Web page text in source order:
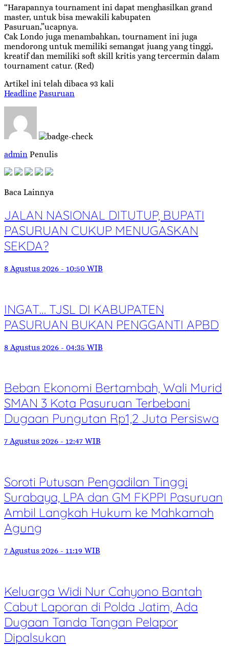
“Harapannya tournament ini dapat menghasilkan grand
master, untuk bisa mewakili kabupaten
Pasuruan,”ucapnya.
Cak Londo juga menambahkan, tournament ini juga
mendorong untuk memiliki semangat juang yang tinggi,
kreatif dan memiliki soft skill kritis yang tercermin dalam
tournament catur. (Red)
Artikel ini telah dibaca 93 kali
Headline Pasuruan
admin Penulis
Baca Lainnya
JALAN NASIONAL DITUTUP, BUPATI
PASURUAN CUKUP MENUGASKAN
SEKDA?
8 Agustus 2026 - 10:50 WIB
INGAT… TJSL DI KABUPATEN
PASURUAN BUKAN PENGGANTI APBD
8 Agustus 2026 - 04:35 WIB
Beban Ekonomi Bertambah, Wali Murid
SMAN 3 Kota Pasuruan Terbebani
Dugaan Pungutan Rp1,2 Juta Persiswa
7 Agustus 2026 - 12:47 WIB
Soroti Putusan Pengadilan Tinggi
Surabaya, LPA dan GM FKPPI Pasuruan
Ambil Langkah Hukum ke Mahkamah
Agung
7 Agustus 2026 - 11:19 WIB
Keluarga Widi Nur Cahyono Bantah
Cabut Laporan di Polda Jatim, Ada
Dugaan Tanda Tangan Pelapor
Dipalsukan